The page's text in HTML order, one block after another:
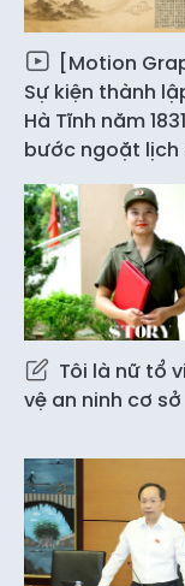
[Motion
Sự kiện thành
Hà Tĩnh năm
bước ngoặt lịch
Tôi là nữ tổ
vệ an ninh cơ sở